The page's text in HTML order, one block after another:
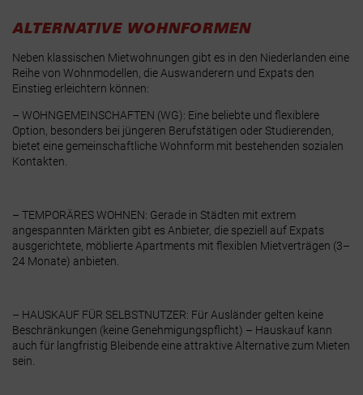
ALTERNATIVE WOHNFORMEN
Neben klassischen Mietwohnungen gibt es in den Niederlanden eine
Reihe von Wohnmodellen, die Auswanderern und Expats den
Einstieg erleichtern können:
– WOHNGEMEINSCHAFTEN (WG): Eine beliebte und flexiblere
Option, besonders bei jüngeren Berufstätigen oder Studierenden,
bietet eine gemeinschaftliche Wohnform mit bestehenden sozialen
Kontakten.
– TEMPORÄRES WOHNEN: Gerade in Städten mit extrem
angespannten Märkten gibt es Anbieter, die speziell auf Expats
ausgerichtete, möblierte Apartments mit flexiblen Mietverträgen (3–
24 Monate) anbieten.
– HAUSKAUF FÜR SELBSTNUTZER: Für Ausländer gelten keine
Beschränkungen (keine Genehmigungspflicht) – Hauskauf kann
auch für langfristig Bleibende eine attraktive Alternative zum Mieten
sein.